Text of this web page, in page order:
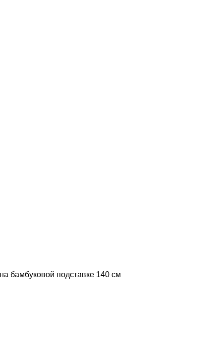
бамбуковой подставке 140 см